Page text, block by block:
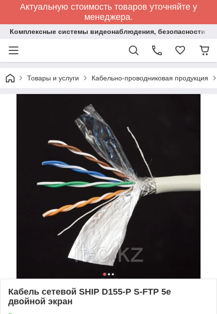
Актуальную стоимость товаров уточняйте у
менеджера.
Комплексные системы видеонаблюдения, безопасности и
Товары и услуги Кабельно-проводниковая продукция
Кабель сетевой SHIP D155-P S-FTP 5e
двойной экран